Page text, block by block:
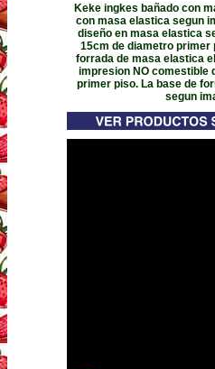
Keke ingkes bañado con
con masa elastica segun
diseño en masa elastica
15cm de diametro primer
forrada de masa elastica
impresion NO comestible
primer piso. La base de
segun